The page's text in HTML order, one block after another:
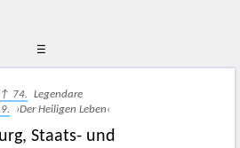
☰
↑ 74. Legendare
›Der Heiligen Leben‹
Staats- und